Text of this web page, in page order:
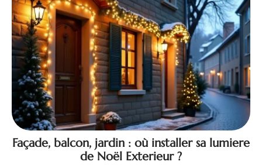
Façade, balcon, jardin : où installer sa lumiere
de Noël Exterieur ?